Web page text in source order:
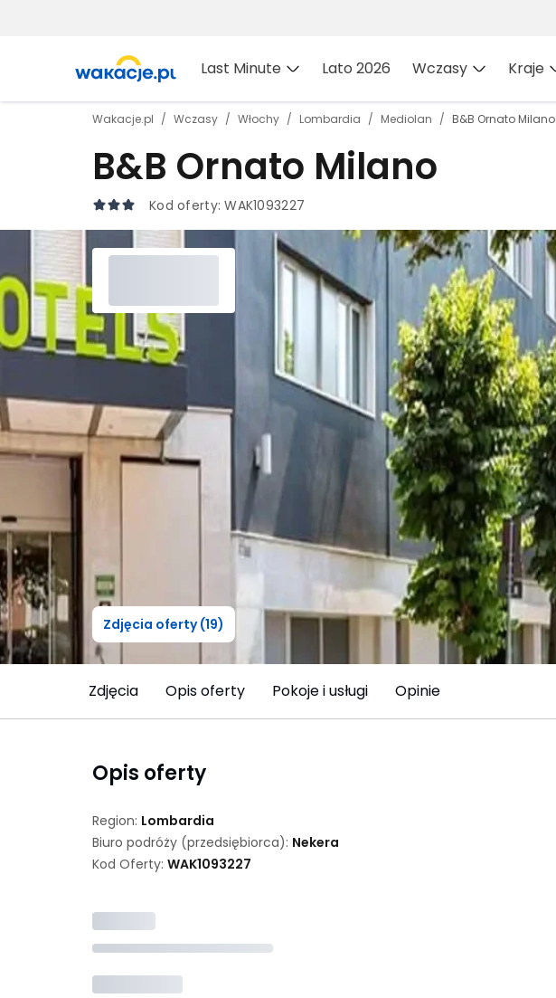
Last Minute Lato 2026 Wczasy Kraje
Wakacje.pl Wczasy Włochy Lombardia Mediolan B&B Ornato Milano
B&B Ornato Milano
Kod oferty:WAK1093227
Zdjęcia oferty (19)
Zdjęcia Opis oferty Pokoje i usługi Opinie
Opis oferty
Region: Lombardia
Biuro podróży (przedsiębiorca): Nekera
Kod Oferty: WAK1093227